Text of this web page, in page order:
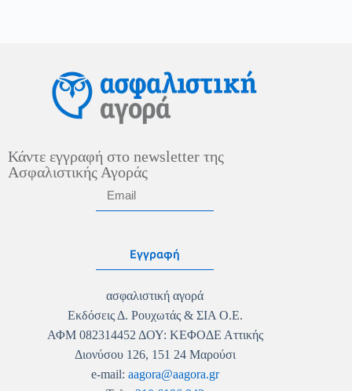
Κάντε εγγραφή στο newsletter της
Ασφαλιστικής Αγοράς
Εγγραφή
ασφαλιστική αγορά
Εκδόσεις Δ. Ρουχωτάς & ΣΙΑ Ο.Ε.
ΑΦΜ 082314452 ΔΟΥ: ΚΕΦΟΔΕ Αττικής
Διονύσου 126, 151 24 Μαρούσι
e-mail: aagora@aagora.gr